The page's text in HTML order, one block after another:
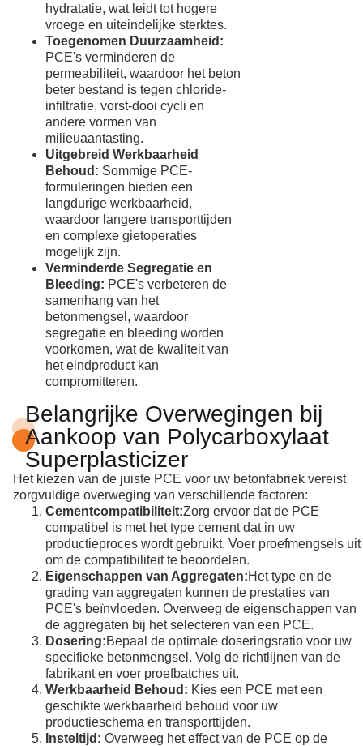
hydratatie, wat leidt tot hogere
vroege en uiteindelijke sterktes.
Toegenomen Duurzaamheid:
PCE's verminderen de
permeabiliteit, waardoor het beton
beter bestand is tegen chloride-
infiltratie, vorst-dooi cycli en
andere vormen van
milieuaantasting.
Uitgebreid Werkbaarheid
Behoud: Sommige PCE-
formuleringen bieden een
langdurige werkbaarheid,
waardoor langere transporttijden
en complexe gietoperaties
mogelijk zijn.
Verminderde Segregatie en
Bleeding: PCE's verbeteren de
samenhang van het
betonmengsel, waardoor
segregatie en bleeding worden
voorkomen, wat de kwaliteit van
het eindproduct kan
compromitteren.
Belangrijke Overwegingen bij
Aankoop van Polycarboxylaat
Superplasticizer
Het kiezen van de juiste PCE voor uw betonfabriek vereist
zorgvuldige overweging van verschillende factoren:
Cementcompatibiliteit:Zorg ervoor dat de PCE
compatibel is met het type cement dat in uw
productieproces wordt gebruikt. Voer proefmengsels uit
om de compatibiliteit te beoordelen.
Eigenschappen van Aggregaten:Het type en de
grading van aggregaten kunnen de prestaties van
PCE's beïnvloeden. Overweeg de eigenschappen van
de aggregaten bij het selecteren van een PCE.
Dosering:Bepaal de optimale doseringsratio voor uw
specifieke betonmengsel. Volg de richtlijnen van de
fabrikant en voer proefbatches uit.
Werkbaarheid Behoud: Kies een PCE met een
geschikte werkbaarheid behoud voor uw
productieschema en transporttijden.
Insteltijd: Overweeg het effect van de PCE op de